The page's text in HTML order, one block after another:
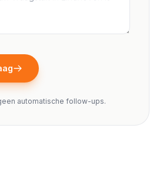
automatische follow-ups.